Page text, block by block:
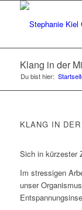
Klang in der
Du bist hier:
KLANG IN
Sich in kürzester
Im stressigen
unser